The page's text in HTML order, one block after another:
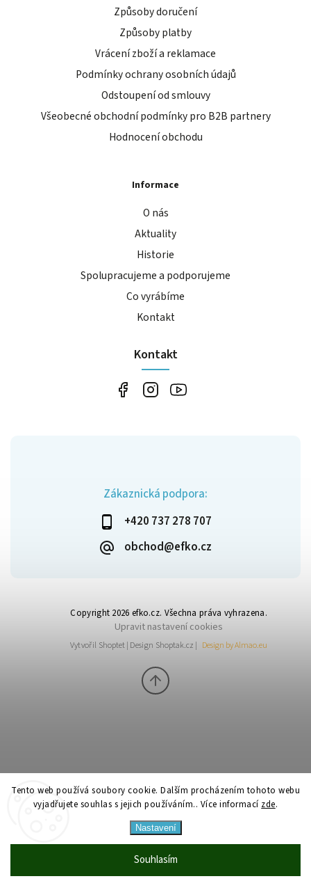
Tento web používá soubory cookie. Dalším procházením tohoto webu
vyjadřujete souhlas s jejich používáním.. Více informací zde.
Nastavení
Souhlasím
Zákaznická podpora:
+420 737 278 707
obchod@efko.cz
Způsoby doručení
Způsoby platby
Vrácení zboží a reklamace
Podmínky ochrany osobních údajů
Odstoupení od smlouvy
Všeobecné obchodní podmínky pro B2B partnery
Hodnocení obchodu
Informace
O nás
Aktuality
Historie
Spolupracujeme a podporujeme
Co vyrábíme
Kontakt
Kontakt
Copyright 2026 efko.cz. Všechna práva vyhrazena.
Upravit nastavení cookies
Vytvořil Shoptet| Design Shoptak.cz | Design by Almao.eu